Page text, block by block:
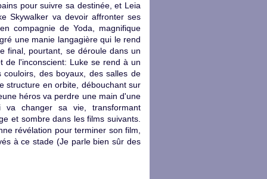
pour suivre sa destinée, et Leia
Skywalker va devoir affronter ses
compagnie de Yoda, magnifique
une manie langagière qui le rend
final, pourtant, se déroule dans un
de l'inconscient: Luke se rend à un
des boyaux, des salles de
structure en orbite, débouchant sur
héros va perdre une main d'une
changer sa vie, transformant
et sombre dans les films suivants.
révélation pour terminer son film,
à ce stade (Je parle bien sûr des